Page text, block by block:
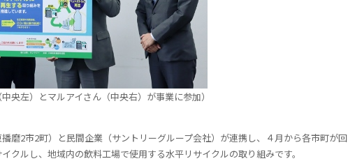
央左）とマルアイさん（中央右）が事業に参加）
磨2市2町）と民間企業（サントリーグループ会社）が連携し、４月から各市町が回
クルし、地域内の飲料工場で使用する水平リサイクルの取り組みです。